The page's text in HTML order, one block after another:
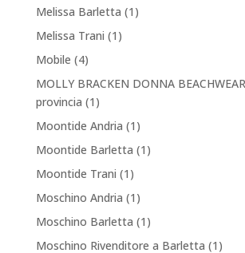
Melissa Barletta (1)
Melissa Trani (1)
Mobile (4)
MOLLY BRACKEN DONNA
provincia (1)
Moontide Andria (1)
Moontide Barletta (1)
Moontide Trani (1)
Moschino Andria (1)
Moschino Barletta (1)
Moschino Rivenditore a Barletta (1)